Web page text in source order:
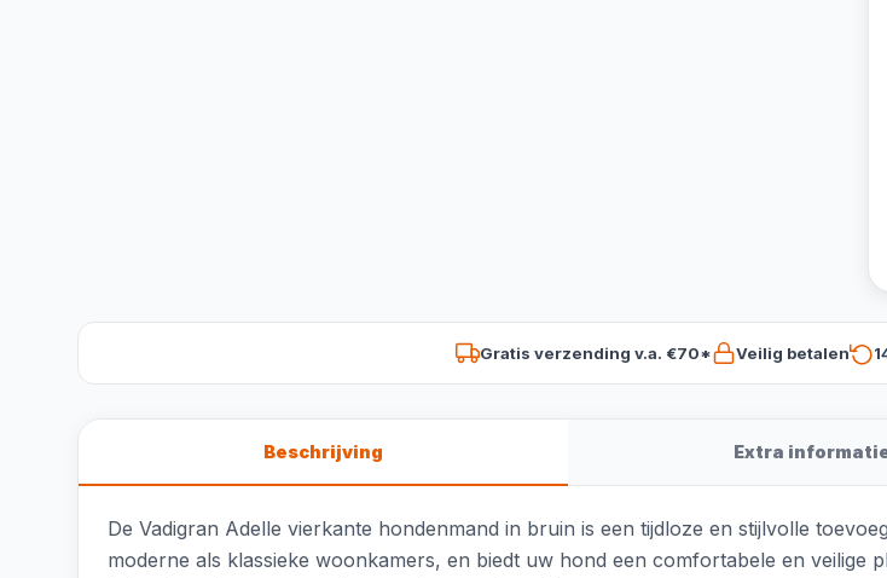
Gratis verzending v.a. €70* Veilig betalen
Beschrijving Extra
De Vadigran Adelle vierkante hondenmand in bruin is een tijdloze en stijlvolle
moderne als klassieke woonkamers, en biedt uw hond een comfortabele en veilige